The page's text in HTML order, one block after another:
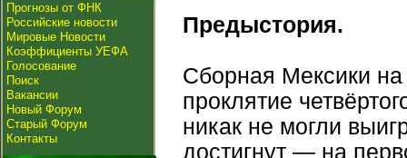
Прогнозы от ФНК
Российские новости
Мировые Новости
Коэффициенты УЕФА
Голосование
Поиск
Вакансии
Новый Форум
Старый Форум
Контакты
Предыстория.
Сборная Мексики
проклятие
никак не могли
достигнут — на